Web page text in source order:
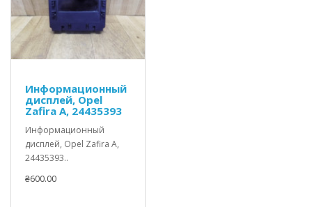
Информационный
дисплей, Opel
Zafira A, 24435393
Информационный
дисплей, Opel Zafira A,
24435393..
₴600.00